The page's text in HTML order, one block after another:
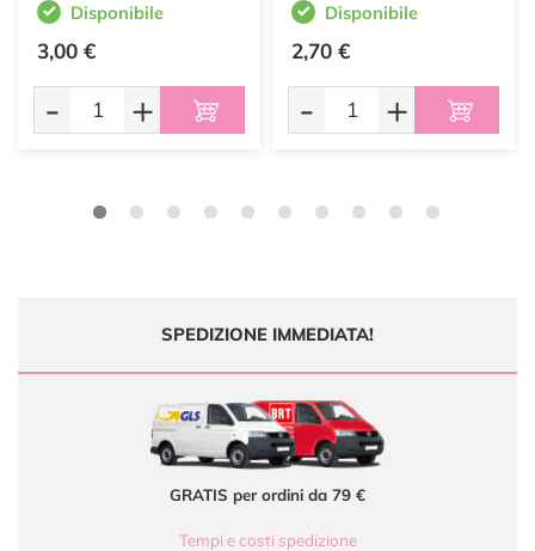
Disponibile
3,00 €
- +
Disponibile
2,70 €
- +
SPEDIZIONE IMMEDIATA!
GRATIS per ordini da 79 €
Tempi e costi spedizione